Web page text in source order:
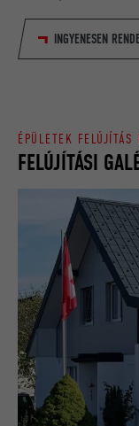
INGYENESEN
FELÚJÍTÁSI
ÉPÜLETEK
SZOLGÁLTATÓ
FOLYAMAT
NÉV
SZOLGÁLTATÓ
FOLYAMAT
CÉL